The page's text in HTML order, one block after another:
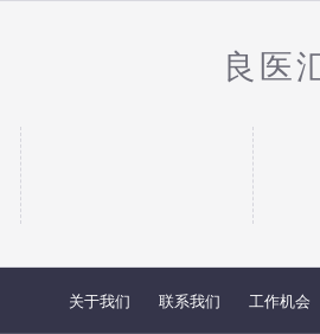
良医
关于我们 联系我们 工作机会